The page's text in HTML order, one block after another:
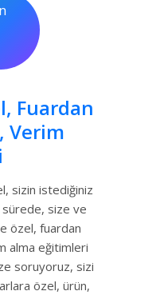
Fuardan
Verim
sizin istediğiniz
size ve
özel, fuardan
alma eğitimleri
soruyoruz, sizi
özel, ürün,